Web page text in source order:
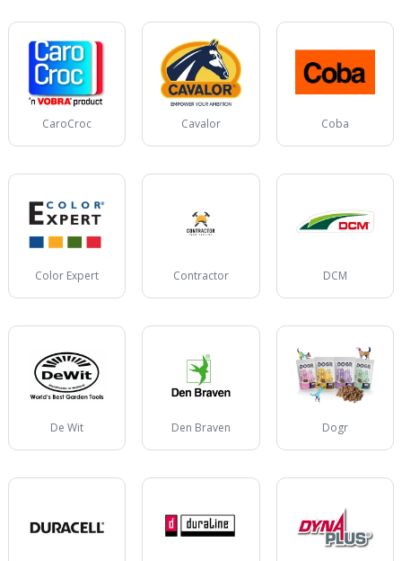
CaroCroc Cavalor Coba
Color Expert Contractor DCM
De Wit Den Braven Dogr